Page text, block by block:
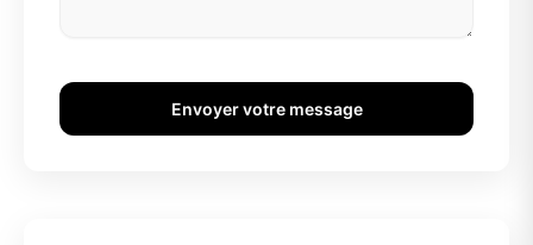
Envoyer votre message